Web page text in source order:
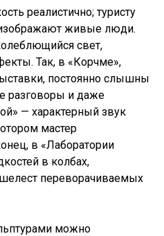
реалистично; туристу
изображают живые люди.
свет,
Так, в «Корчме»,
постоянно слышны
разговоры и даже
— характерный звук
мастер
в «Лаборатории
в колбах,
переворачиваемых
можно